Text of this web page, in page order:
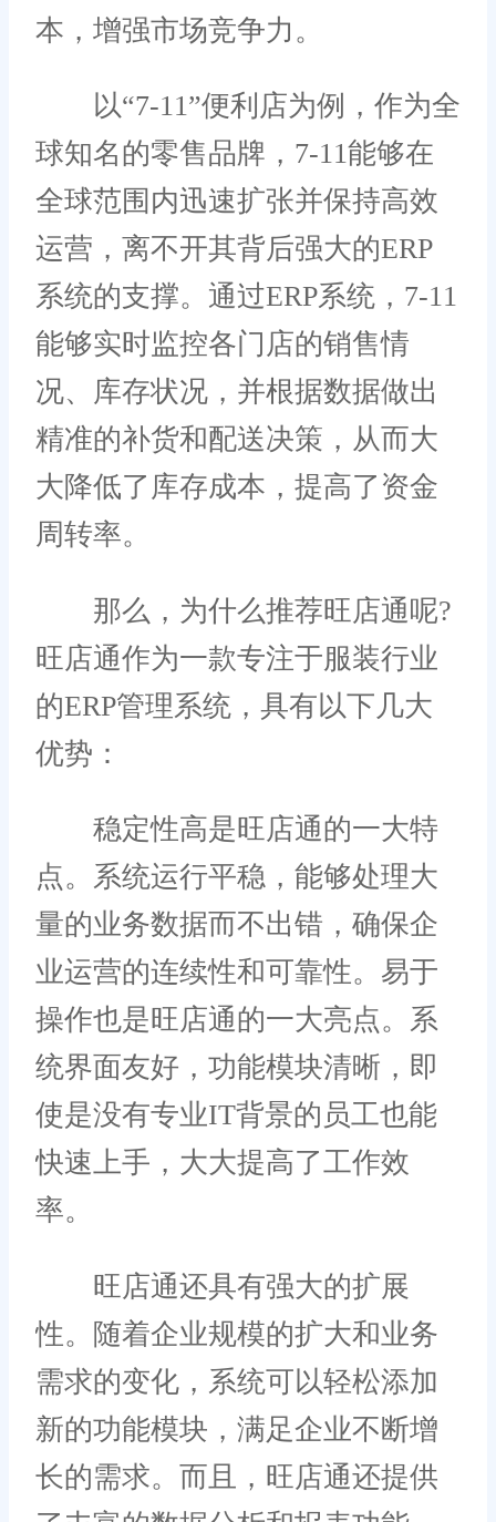
本，增强市场竞争力。
以“7-11”便利店为例，作为全
球知名的零售品牌，7-11能够在
全球范围内迅速扩张并保持高效
运营，离不开其背后强大的ERP
系统的支撑。通过ERP系统，7-11
能够实时监控各门店的销售情
况、库存状况，并根据数据做出
精准的补货和配送决策，从而大
大降低了库存成本，提高了资金
周转率。
那么，为什么推荐旺店通呢?
旺店通作为一款专注于服装行业
的ERP管理系统，具有以下几大
优势：
稳定性高是旺店通的一大特
点。系统运行平稳，能够处理大
量的业务数据而不出错，确保企
业运营的连续性和可靠性。易于
操作也是旺店通的一大亮点。系
统界面友好，功能模块清晰，即
使是没有专业IT背景的员工也能
快速上手，大大提高了工作效
率。
旺店通还具有强大的扩展
性。随着企业规模的扩大和业务
需求的变化，系统可以轻松添加
新的功能模块，满足企业不断增
长的需求。而且，旺店通还提供